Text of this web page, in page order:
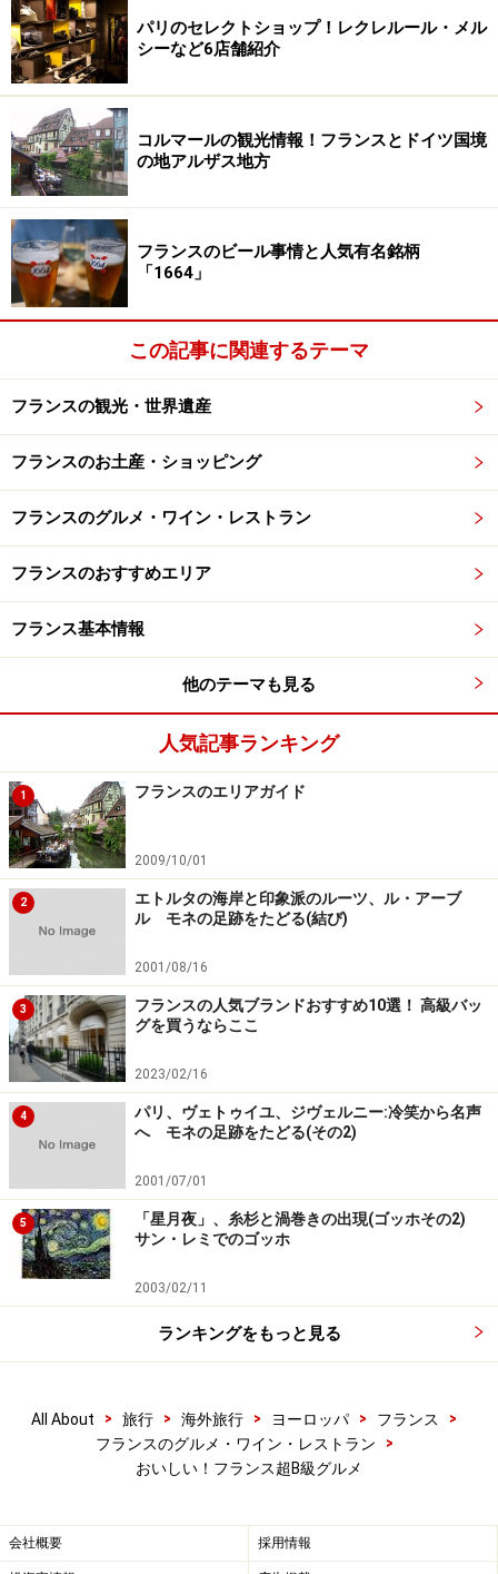
パリのセレクトショップ！レクレルール・メル
シーなど6店舗紹介
コルマールの観光情報！フランスとドイツ国境
の地アルザス地方
フランスのビール事情と人気有名銘柄
「1664」
この記事に関連するテーマ
フランスの観光・世界遺産
フランスのお土産・ショッピング
フランスのグルメ・ワイン・レストラン
フランスのおすすめエリア
フランス基本情報
他のテーマも見る
人気記事ランキング
1 フランスのエリアガイド
2009/10/01
2
エトルタの海岸と印象派のルーツ、ル・アーブ
ル モネの足跡をたどる(結び)
2001/08/16
3
フランスの人気ブランドおすすめ10選！ 高級バッ
グを買うならここ
2023/02/16
4
パリ、ヴェトゥイユ、ジヴェルニー:冷笑から名声
へ モネの足跡をたどる(その2)
2001/07/01
5
「星月夜」、糸杉と渦巻きの出現(ゴッホその2)
サン・レミでのゴッホ
2003/02/11
ランキングをもっと見る
All About > 旅行 > 海外旅行 > ヨーロッパ > フランス
>
フランスのグルメ・ワイン・レストラン
>
おいしい！フランス超B級グルメ
会社概要 採用情報